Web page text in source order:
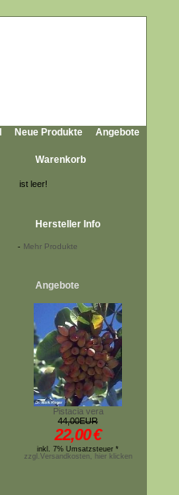
Neue Produkte Angebote
Warenkorb
ist leer!
Hersteller Info
- Mehr Produkte
Angebote
Pistacia vera
44,00EUR
22,00€
inkl. 7% Umsatzsteuer *
zzgl.Versandkosten, hier klicken